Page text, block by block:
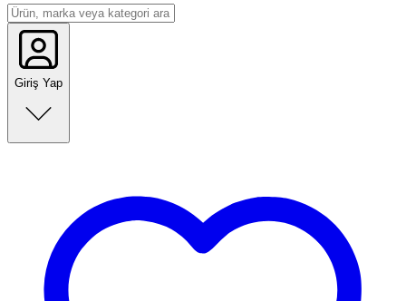
Giriş Yap